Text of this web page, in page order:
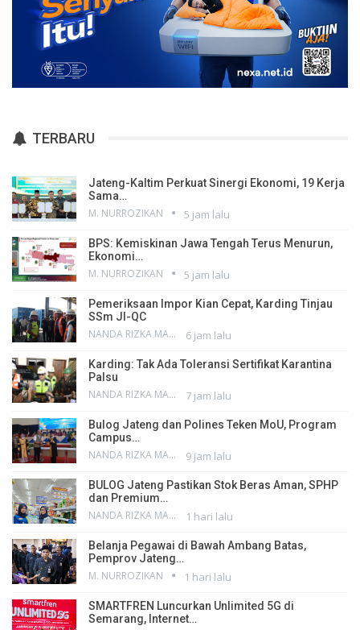
TERBARU
Jateng-Kaltim Perkuat Sinergi Ekonomi, 19 Kerja
Sama…
M. NURROZIKAN 5 jam lalu
BPS: Kemiskinan Jawa Tengah Terus Menurun,
Ekonomi…
M. NURROZIKAN 5 jam lalu
Pemeriksaan Impor Kian Cepat, Karding Tinjau
SSm JI-QC
NANDA RIZKA MAHENDRA 6 jam lalu
Karding: Tak Ada Toleransi Sertifikat Karantina
Palsu
NANDA RIZKA MAHENDRA 7 jam lalu
Bulog Jateng dan Polines Teken MoU, Program
Campus…
NANDA RIZKA MAHENDRA 9 jam lalu
BULOG Jateng Pastikan Stok Beras Aman, SPHP
dan Premium…
NANDA RIZKA MAHENDRA 1 hari lalu
Belanja Pegawai di Bawah Ambang Batas,
Pemprov Jateng…
M. NURROZIKAN 1 hari lalu
SMARTFREN Luncurkan Unlimited 5G di
Semarang, Internet…